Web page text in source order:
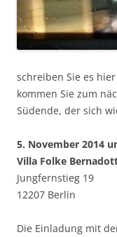
schreiben Sie es
kommen Sie zum
Südende, der sich
5. November 2014
Villa Folke
Jungfernstieg 19
12207 Berlin
Die Einladung mit